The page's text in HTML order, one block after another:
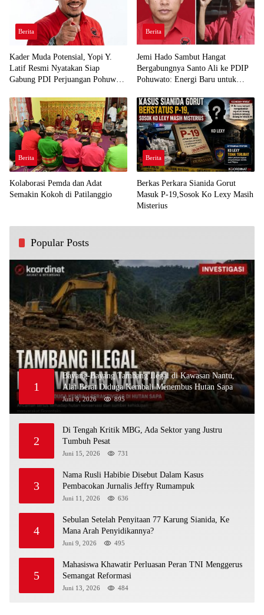
Berita
Kader Muda Potensial, Yopi Y.
Latif Resmi Nyatakan Siap
Gabung PDI Perjuangan Pohuwato
Berita
Jemi Hado Sambut Hangat
Bergabungnya Santo Ali ke PDIP
Pohuwato: Energi Baru untuk
Berita
Kolaborasi Pemda dan Adat
Semakin Kokoh di Patilanggio
Berita
Berkas Perkara Sianida Gorut
Masuk P-19,Sosok Ko Lexy Masih
Misterius
Popular Posts
1
Bayang-Bayang Tambang Ilegal di Kawasan Nantu,
Alat Berat Diduga Kembali Menembus Hutan Sapa
Juni 9, 2026 895
2
Di Tengah Kritik MBG, Ada Sektor yang Justru
Tumbuh Pesat
Juni 15, 2026 731
3
Nama Rusli Habibie Disebut Dalam Kasus
Pembacokan Jurnalis Jeffry Rumampuk
Juni 11, 2026 636
4
Sebulan Setelah Penyitaan 77 Karung Sianida, Ke
Mana Arah Penyidikannya?
Juni 9, 2026 495
5
Mahasiswa Khawatir Perluasan Peran TNI Menggerus
Semangat Reformasi
Juni 13, 2026 484